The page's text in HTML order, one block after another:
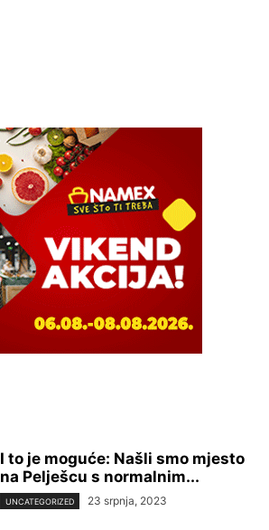
I to je moguće: Našli smo mjesto
na Pelješcu s normalnim...
UNCATEGORIZED 23 srpnja, 2023